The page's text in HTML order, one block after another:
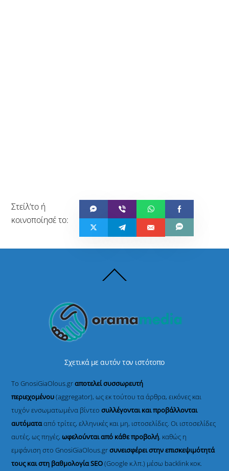
To
Σχετικά με αυτόν τον ιστότοπο
Το GnosiGiaOlous.grαποτελεί συσσωρευτή
περιεχομένου(aggregator), ως εκ τούτου τα άρθρα, εικόνες και
τυχόν ενσωματωμένα βίντεοσυλλέγονται και προβάλλονται
αυτόματααπό τρίτες, ελληνικές και μη, ιστοσελίδες. Οι ιστοσελίδες
αυτές, ως πηγές,ωφελούνται από κάθε προβολή, καθώς η
εμφάνιση στο GnosiGiaOlous.grσυνεισφέρει στην επισκεψιμότητά
τους και στη βαθμολογία SEO(Google κ.λπ.) μέσω backlink κοκ.